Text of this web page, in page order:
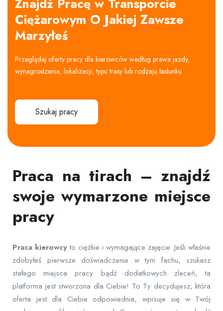
Znajdź Pracę w Transporcie
Ciężarowym O Jakiej Zawsze
Marzyłeś
Przeglądaj oferty pracy dla kierowców według prawa jazdy,
wynagrodzenia, lokalizacji, typu trasy lub rodzaju ładunku.
Szukaj pracy
Praca na tirach – znajdź
swoje wymarzone miejsce
pracy
Praca kierowcyto ciężkie i wymagające zajęcie. Jeśli właśnie
zdobyłeś pierwsze doświadczenie w tym fachu, szukasz
stałego miejsca pracy bądź dodatkowych zleceń, ta
platforma jest stworzona dla Ciebie! To Ty decydujesz, która
oferta jest dla Ciebie odpowiednia, wpisuje się w Twój